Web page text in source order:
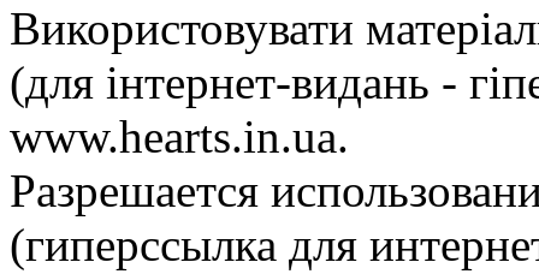
Використовувати
(для інтернет-видань -
www.hearts.in.ua.
Разрешается
(гиперссылка для